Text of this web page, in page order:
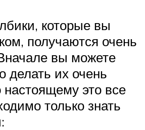
которые вы
получаются очень
вы можете
делать их очень
настоящему это все
только знать